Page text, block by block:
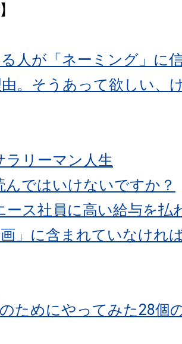
人が「ネーミング」に
。 そうあって欲しい、
ラリーマン人生
んではいけないですか？
ース社員に高い給与を払
画」に含まれていなけれ
ためにやってみた28個